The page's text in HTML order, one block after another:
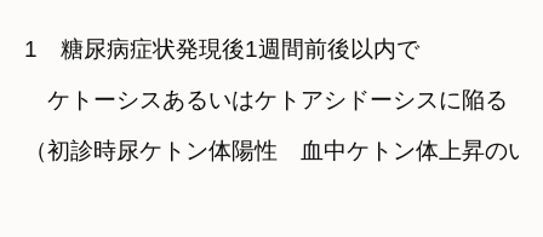
1　糖尿病症状発現後1週間前後以内で
ケトーシスあるいはケトアシドーシスに陥る
（初診時尿ケトン体陽性　血中ケトン体上昇のい